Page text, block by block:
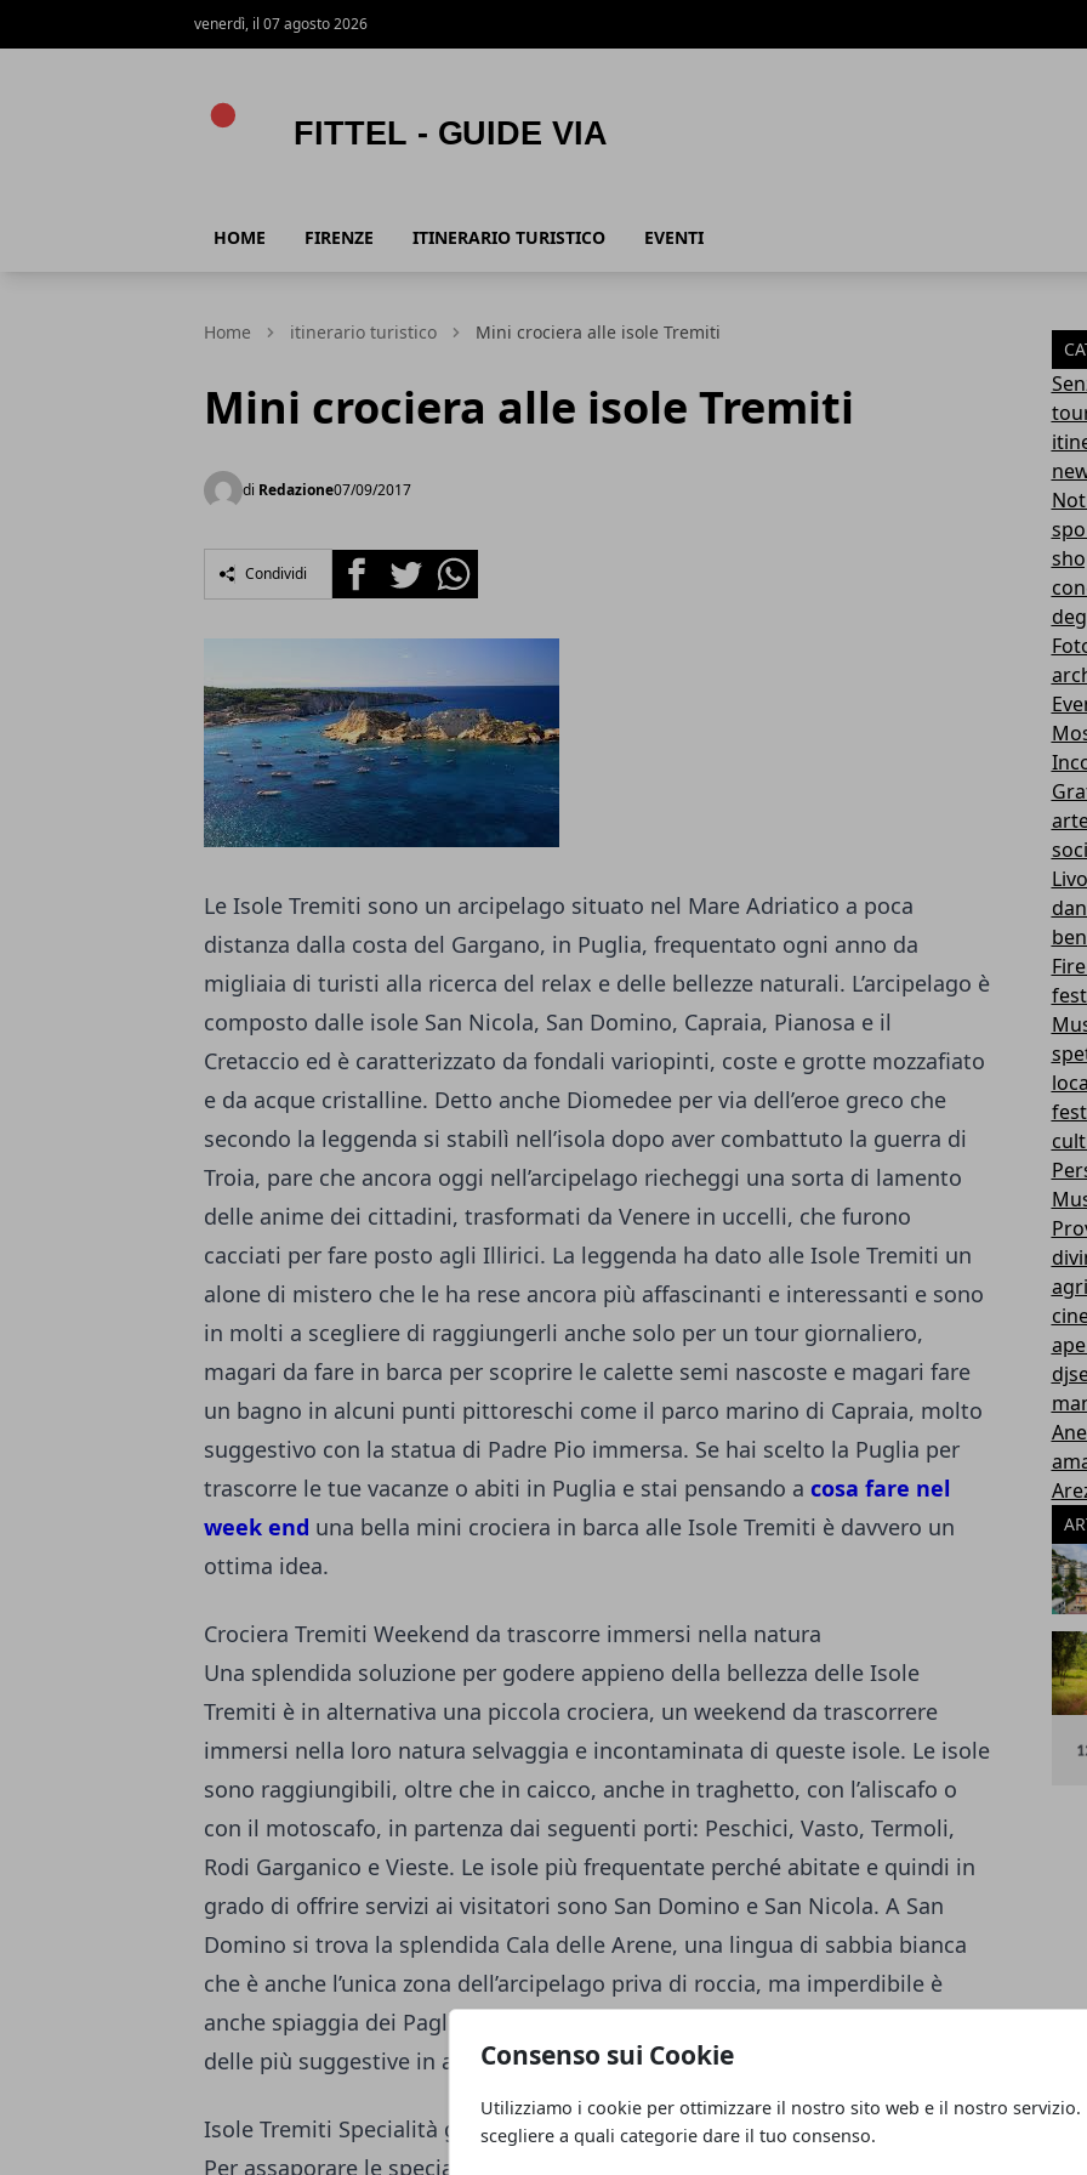
Consenso sui Cookie
Utilizziamo i cookie per ottimizzare il nostro sito web e il nostro servizio.
scegliere a quali categorie dare il tuo consenso.
venerdì, il 07 agosto 2026
HOME FIRENZE ITINERARIO TURISTICO EVENTI
Home itinerario turistico Mini crociera alle isole Tremiti
Mini crociera alle isole Tremiti
di Redazione07/09/2017
Condividi FacebookTwitterWhatsapp
Le Isole Tremiti sono un arcipelago situato nel Mare Adriatico a poca
distanza dalla costa del Gargano, in Puglia, frequentato ogni anno da
migliaia di turisti alla ricerca del relax e delle bellezze naturali. L’arcipelago è
composto dalle isole San Nicola, San Domino, Capraia, Pianosa e il
Cretaccio ed è caratterizzato da fondali variopinti, coste e grotte mozzafiato
e da acque cristalline. Detto anche Diomedee per via dell’eroe greco che
secondo la leggenda si stabilì nell’isola dopo aver combattuto la guerra di
Troia, pare che ancora oggi nell’arcipelago riecheggi una sorta di lamento
delle anime dei cittadini, trasformati da Venere in uccelli, che furono
cacciati per fare posto agli Illirici. La leggenda ha dato alle Isole Tremiti un
alone di mistero che le ha rese ancora più affascinanti e interessanti e sono
in molti a scegliere di raggiungerli anche solo per un tour giornaliero,
magari da fare in barca per scoprire le calette semi nascoste e magari fare
un bagno in alcuni punti pittoreschi come il parco marino di Capraia, molto
suggestivo con la statua di Padre Pio immersa. Se hai scelto la Puglia per
trascorre le tue vacanze o abiti in Puglia e stai pensando a cosa fare nel
week end una bella mini crociera in barca alle Isole Tremiti è davvero un
ottima idea.
Crociera Tremiti Weekend da trascorre immersi nella natura
Una splendida soluzione per godere appieno della bellezza delle Isole
Tremiti è in alternativa una piccola crociera, un weekend da trascorrere
immersi nella loro natura selvaggia e incontaminata di queste isole. Le isole
sono raggiungibili, oltre che in caicco, anche in traghetto, con l’aliscafo o
con il motoscafo, in partenza dai seguenti porti: Peschici, Vasto, Termoli,
Rodi Garganico e Vieste. Le isole più frequentate perché abitate e quindi in
grado di offrire servizi ai visitatori sono San Domino e San Nicola. A San
Domino si trova la splendida Cala delle Arene, una lingua di sabbia bianca
che è anche l’unica zona dell’arcipelago priva di roccia, ma imperdibile è
anche spiaggia dei Pagliai, raggiungibile solo via mare, e Cala Matano, una
delle più suggestive in assoluto.
Isole Tremiti Specialità gastronomiche
Per assaporare le specialità delle isole tremitane non c’è niente di meglio